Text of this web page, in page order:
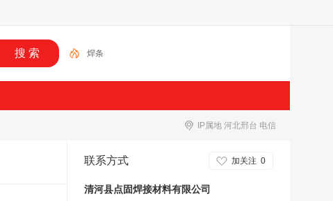
焊条
IP属地 河北邢台 电信
联系方式 加关注 0
清河县点固焊接材料有限公司